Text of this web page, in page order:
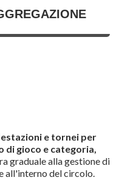
e tornei per
di gioco e categoria,
graduale alla gestione di
all'interno del circolo.